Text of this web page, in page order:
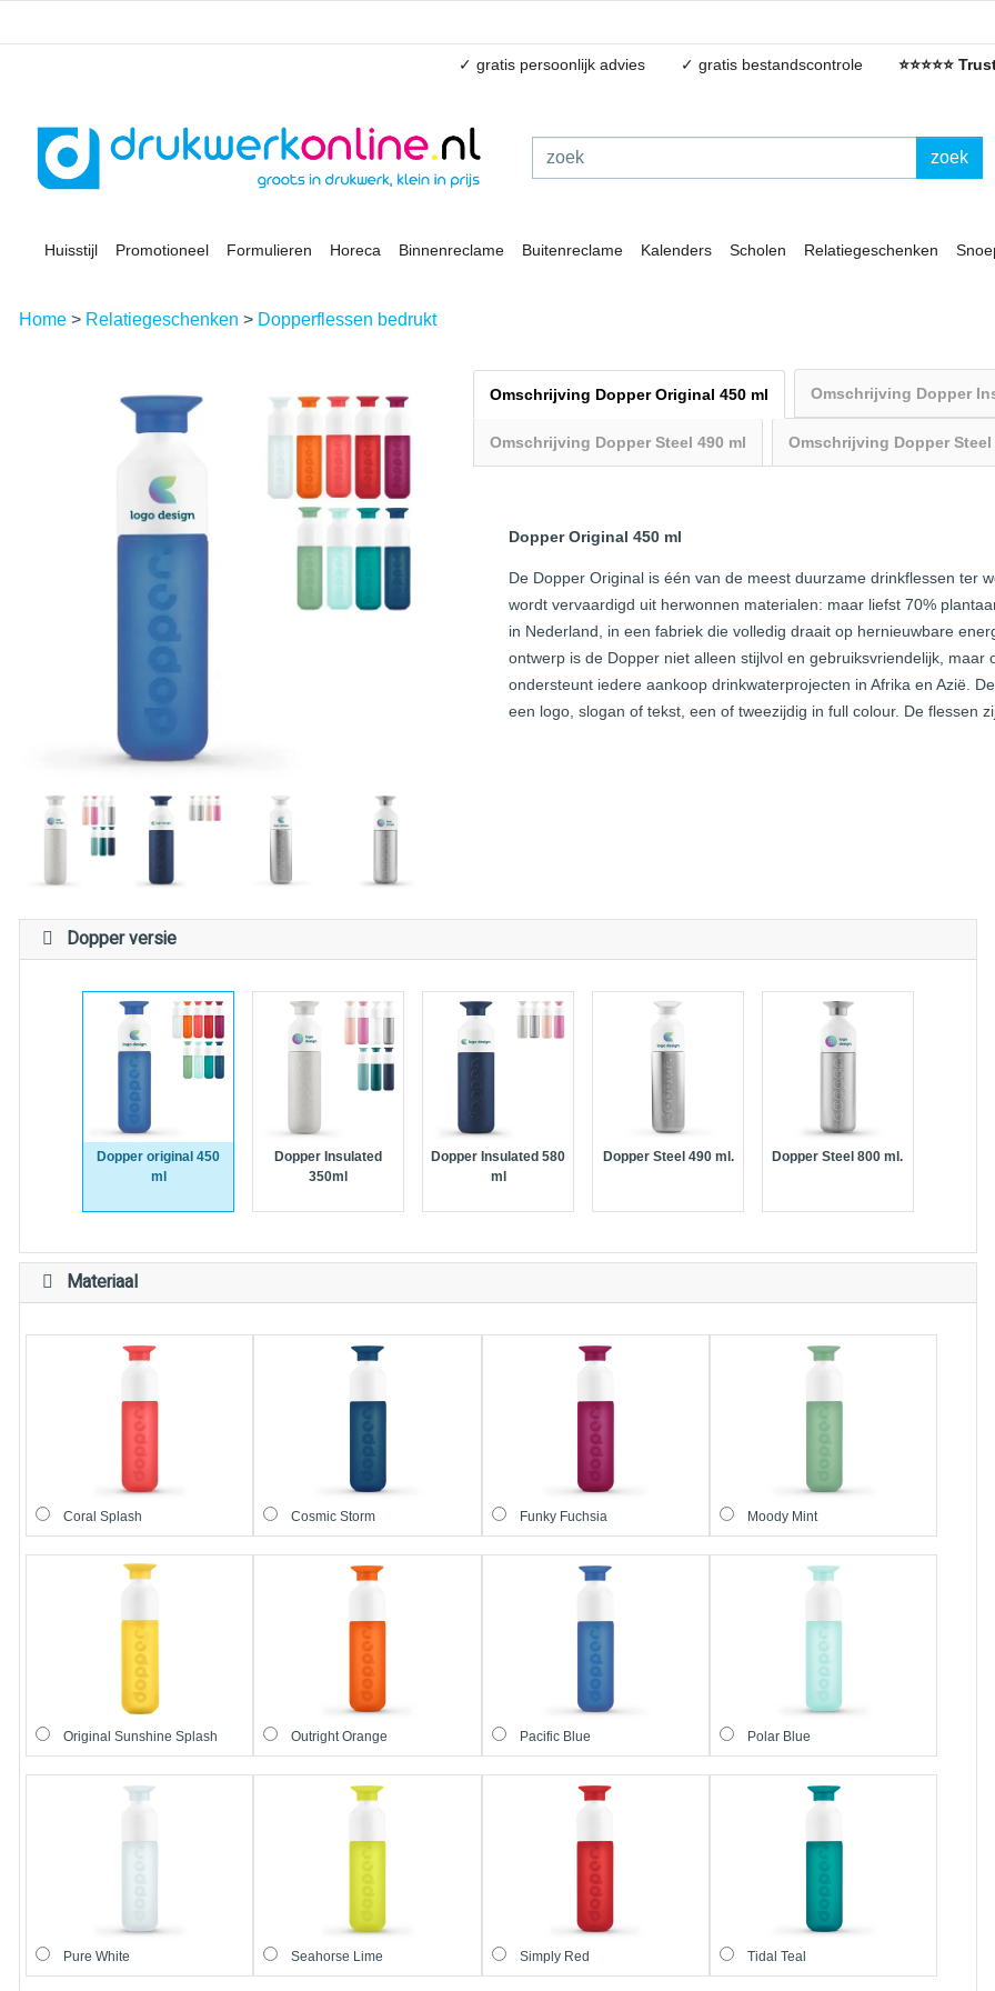
✓ gratis persoonlijk advies ✓ gratis bestandscontrole ⭐⭐⭐⭐⭐
zoek
Huisstijl Promotioneel Formulieren Horeca Binnenreclame Buitenreclame Kalenders Scholen Relatiegeschenken
Home > Relatiegeschenken > Dopperflessen bedrukt
Omschrijving Dopper Original 450 ml Omschrijving Dopper
Omschrijving Dopper Steel 490 ml Omschrijving Dopper Steel
Dopper Original 450 ml
De Dopper Original is één van de meest duurzame drinkflessen ter
wordt vervaardigd uit herwonnen materialen: maar liefst 70%
in Nederland, in een fabriek die volledig draait op hernieuwbare
ontwerp is de Dopper niet alleen stijlvol en gebruiksvriendelijk,
ondersteunt iedere aankoop drinkwaterprojecten in Afrika en Azië.
een logo, slogan of tekst, een of tweezijdig in full colour. De flessen
Dopper versie
Dopper original 450
ml
Dopper Insulated
350ml
Dopper Insulated 580
ml
Dopper Steel 490 ml. Dopper Steel 800 ml.
Materiaal
Coral Splash Cosmic Storm Funky Fuchsia Moody Mint
Original Sunshine Splash Outright Orange Pacific Blue Polar Blue
Pure White Seahorse Lime Simply Red Tidal Teal